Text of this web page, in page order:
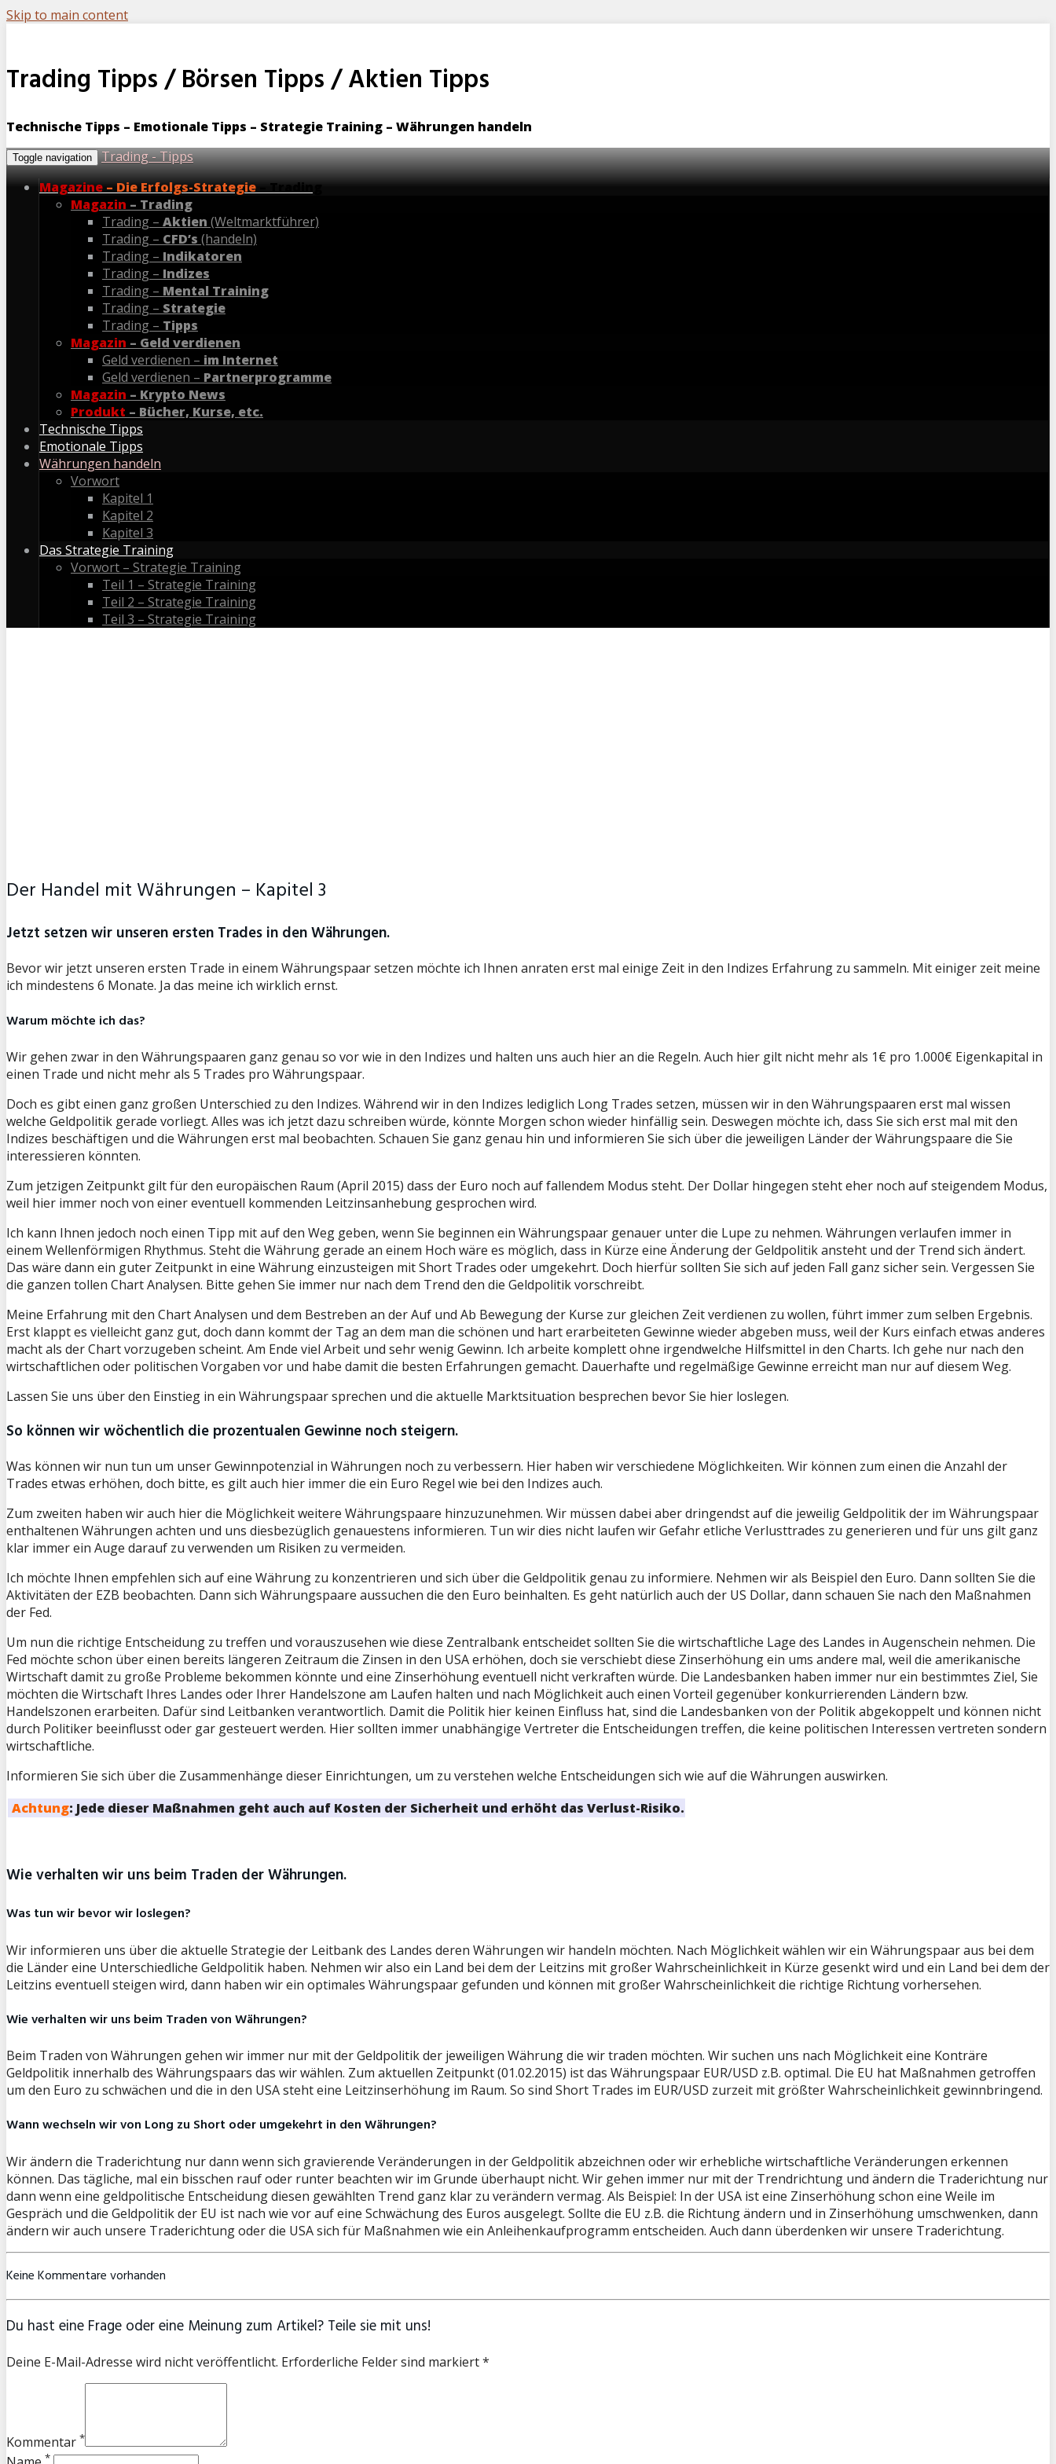
Skip to main content
Trading Tipps / Börsen Tipps / Aktien Tipps
Technische Tipps – Emotionale Tipps – Strategie Training – Währungen handeln
Toggle navigation
Trading - Tipps
Magazine – Die Erfolgs-Strategie – Trading
Magazin – Trading
Trading – Aktien (Weltmarktführer)
Trading – CFD’s (handeln)
Trading – Indikatoren
Trading – Indizes
Trading – Mental Training
Trading – Strategie
Trading – Tipps
Magazin – Geld verdienen
Geld verdienen – im Internet
Geld verdienen – Partnerprogramme
Magazin – Krypto News
Produkt – Bücher, Kurse, etc.
Technische Tipps
Emotionale Tipps
Währungen handeln
Vorwort
Kapitel 1
Kapitel 2
Kapitel 3
Das Strategie Training
Vorwort – Strategie Training
Teil 1 – Strategie Training
Teil 2 – Strategie Training
Teil 3 – Strategie Training
Der Handel mit Währungen – Kapitel 3
Jetzt setzen wir unseren ersten Trades in den Währungen.
Bevor wir jetzt unseren ersten Trade in einem Währungspaar setzen möchte ich Ihnen anraten erst mal einige Zeit in den Indizes Erfahrung zu sammeln. Mit einiger zeit meine
ich mindestens 6 Monate. Ja das meine ich wirklich ernst.
Warum möchte ich das?
Wir gehen zwar in den Währungspaaren ganz genau so vor wie in den Indizes und halten uns auch hier an die Regeln. Auch hier gilt nicht mehr als 1€ pro 1.000€ Eigenkapital in
einen Trade und nicht mehr als 5 Trades pro Währungspaar.
Doch es gibt einen ganz großen Unterschied zu den Indizes. Während wir in den Indizes lediglich Long Trades setzen, müssen wir in den Währungspaaren erst mal wissen
welche Geldpolitik gerade vorliegt. Alles was ich jetzt dazu schreiben würde, könnte Morgen schon wieder hinfällig sein. Deswegen möchte ich, dass Sie sich erst mal mit den
Indizes beschäftigen und die Währungen erst mal beobachten. Schauen Sie ganz genau hin und informieren Sie sich über die jeweiligen Länder der Währungspaare die Sie
interessieren könnten.
Zum jetzigen Zeitpunkt gilt für den europäischen Raum (April 2015) dass der Euro noch auf fallendem Modus steht. Der Dollar hingegen steht eher noch auf steigendem Modus,
weil hier immer noch von einer eventuell kommenden Leitzinsanhebung gesprochen wird.
Ich kann Ihnen jedoch noch einen Tipp mit auf den Weg geben, wenn Sie beginnen ein Währungspaar genauer unter die Lupe zu nehmen. Währungen verlaufen immer in
einem Wellenförmigen Rhythmus. Steht die Währung gerade an einem Hoch wäre es möglich, dass in Kürze eine Änderung der Geldpolitik ansteht und der Trend sich ändert.
Das wäre dann ein guter Zeitpunkt in eine Währung einzusteigen mit Short Trades oder umgekehrt. Doch hierfür sollten Sie sich auf jeden Fall ganz sicher sein. Vergessen Sie
die ganzen tollen Chart Analysen. Bitte gehen Sie immer nur nach dem Trend den die Geldpolitik vorschreibt.
Meine Erfahrung mit den Chart Analysen und dem Bestreben an der Auf und Ab Bewegung der Kurse zur gleichen Zeit verdienen zu wollen, führt immer zum selben Ergebnis.
Erst klappt es vielleicht ganz gut, doch dann kommt der Tag an dem man die schönen und hart erarbeiteten Gewinne wieder abgeben muss, weil der Kurs einfach etwas anderes
macht als der Chart vorzugeben scheint. Am Ende viel Arbeit und sehr wenig Gewinn. Ich arbeite komplett ohne irgendwelche Hilfsmittel in den Charts. Ich gehe nur nach den
wirtschaftlichen oder politischen Vorgaben vor und habe damit die besten Erfahrungen gemacht. Dauerhafte und regelmäßige Gewinne erreicht man nur auf diesem Weg.
Lassen Sie uns über den Einstieg in ein Währungspaar sprechen und die aktuelle Marktsituation besprechen bevor Sie hier loslegen.
So können wir wöchentlich die prozentualen Gewinne noch steigern.
Was können wir nun tun um unser Gewinnpotenzial in Währungen noch zu verbessern. Hier haben wir verschiedene Möglichkeiten. Wir können zum einen die Anzahl der
Trades etwas erhöhen, doch bitte, es gilt auch hier immer die ein Euro Regel wie bei den Indizes auch.
Zum zweiten haben wir auch hier die Möglichkeit weitere Währungspaare hinzuzunehmen. Wir müssen dabei aber dringendst auf die jeweilig Geldpolitik der im Währungspaar
enthaltenen Währungen achten und uns diesbezüglich genauestens informieren. Tun wir dies nicht laufen wir Gefahr etliche Verlusttrades zu generieren und für uns gilt ganz
klar immer ein Auge darauf zu verwenden um Risiken zu vermeiden.
Ich möchte Ihnen empfehlen sich auf eine Währung zu konzentrieren und sich über die Geldpolitik genau zu informiere. Nehmen wir als Beispiel den Euro. Dann sollten Sie die
Aktivitäten der EZB beobachten. Dann sich Währungspaare aussuchen die den Euro beinhalten. Es geht natürlich auch der US Dollar, dann schauen Sie nach den Maßnahmen
der Fed.
Um nun die richtige Entscheidung zu treffen und vorauszusehen wie diese Zentralbank entscheidet sollten Sie die wirtschaftliche Lage des Landes in Augenschein nehmen. Die
Fed möchte schon über einen bereits längeren Zeitraum die Zinsen in den USA erhöhen, doch sie verschiebt diese Zinserhöhung ein ums andere mal, weil die amerikanische
Wirtschaft damit zu große Probleme bekommen könnte und eine Zinserhöhung eventuell nicht verkraften würde. Die Landesbanken haben immer nur ein bestimmtes Ziel, Sie
möchten die Wirtschaft Ihres Landes oder Ihrer Handelszone am Laufen halten und nach Möglichkeit auch einen Vorteil gegenüber konkurrierenden Ländern bzw.
Handelszonen erarbeiten. Dafür sind Leitbanken verantwortlich. Damit die Politik hier keinen Einfluss hat, sind die Landesbanken von der Politik abgekoppelt und können nicht
durch Politiker beeinflusst oder gar gesteuert werden. Hier sollten immer unabhängige Vertreter die Entscheidungen treffen, die keine politischen Interessen vertreten sondern
wirtschaftliche.
Informieren Sie sich über die Zusammenhänge dieser Einrichtungen, um zu verstehen welche Entscheidungen sich wie auf die Währungen auswirken.
Achtung: Jede dieser Maßnahmen geht auch auf Kosten der Sicherheit und erhöht das Verlust-Risiko.
Wie verhalten wir uns beim Traden der Währungen.
Was tun wir bevor wir loslegen?
Wir informieren uns über die aktuelle Strategie der Leitbank des Landes deren Währungen wir handeln möchten. Nach Möglichkeit wählen wir ein Währungspaar aus bei dem
die Länder eine Unterschiedliche Geldpolitik haben. Nehmen wir also ein Land bei dem der Leitzins mit großer Wahrscheinlichkeit in Kürze gesenkt wird und ein Land bei dem der
Leitzins eventuell steigen wird, dann haben wir ein optimales Währungspaar gefunden und können mit großer Wahrscheinlichkeit die richtige Richtung vorhersehen.
Wie verhalten wir uns beim Traden von Währungen?
Beim Traden von Währungen gehen wir immer nur mit der Geldpolitik der jeweiligen Währung die wir traden möchten. Wir suchen uns nach Möglichkeit eine Konträre
Geldpolitik innerhalb des Währungspaars das wir wählen. Zum aktuellen Zeitpunkt (01.02.2015) ist das Währungspaar EUR/USD z.B. optimal. Die EU hat Maßnahmen getroffen
um den Euro zu schwächen und die in den USA steht eine Leitzinserhöhung im Raum. So sind Short Trades im EUR/USD zurzeit mit größter Wahrscheinlichkeit gewinnbringend.
Wann wechseln wir von Long zu Short oder umgekehrt in den Währungen?
Wir ändern die Traderichtung nur dann wenn sich gravierende Veränderungen in der Geldpolitik abzeichnen oder wir erhebliche wirtschaftliche Veränderungen erkennen
können. Das tägliche, mal ein bisschen rauf oder runter beachten wir im Grunde überhaupt nicht. Wir gehen immer nur mit der Trendrichtung und ändern die Traderichtung nur
dann wenn eine geldpolitische Entscheidung diesen gewählten Trend ganz klar zu verändern vermag. Als Beispiel: In der USA ist eine Zinserhöhung schon eine Weile im
Gespräch und die Geldpolitik der EU ist nach wie vor auf eine Schwächung des Euros ausgelegt. Sollte die EU z.B. die Richtung ändern und in Zinserhöhung umschwenken, dann
ändern wir auch unsere Traderichtung oder die USA sich für Maßnahmen wie ein Anleihenkaufprogramm entscheiden. Auch dann überdenken wir unsere Traderichtung.
Keine Kommentare vorhanden
Du hast eine Frage oder eine Meinung zum Artikel? Teile sie mit uns!
Deine E-Mail-Adresse wird nicht veröffentlicht. Erforderliche Felder sind markiert *
Kommentar *
*